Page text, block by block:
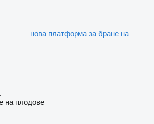
нова платформа за бране на
на плодове